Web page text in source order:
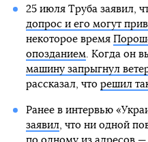
25 июля Труба заявил,
допрос и его могут
некоторое время
опозданием. Когда он
машину запрыгнул
рассказал, что решил
Ранее в интервью
заявил, что ни одной